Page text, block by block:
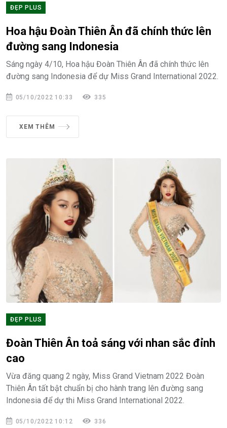
ĐẸP PLUS
Hoa hậu Đoàn Thiên Ân đã chính thức lên
đường sang Indonesia
Sáng ngày 4/10, Hoa hậu Đoàn Thiên Ân đã chính thức lên
đường sang Indonesia để dự Miss Grand International 2022.
05/10/2022 10:33 335
XEM THÊM
ĐẸP PLUS
Đoàn Thiên Ân toả sáng với nhan sắc đỉnh
cao
Vừa đăng quang 2 ngày, Miss Grand Vietnam 2022 Đoàn
Thiên Ân tất bật chuẩn bị cho hành trang lên đường sang
Indonesia để dự thi Miss Grand International 2022.
05/10/2022 10:12 336